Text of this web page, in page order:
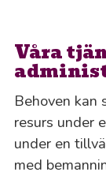
Våra
Behoven kan
resurs under
under en
med